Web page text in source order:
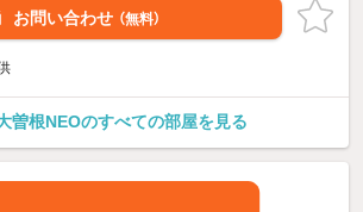
お問い合わせ （無料）
曽根NEOのすべての部屋を見る